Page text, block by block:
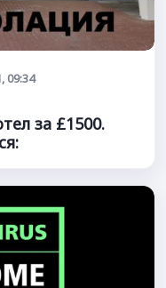
09:34
за £1500.